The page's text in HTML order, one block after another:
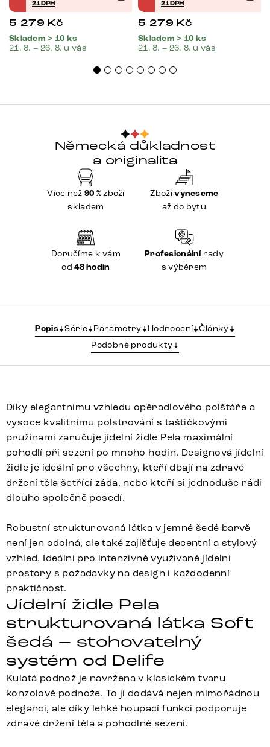
21DPH
5 279 Kč
Skladem > 10 ks
21. 8. – 26. 8. u vás
21DPH
5 279 Kč
Skladem > 10 ks
21. 8. – 26. 8. u vás
Německá důkladnost
a originalita
Více než 90 %zboží
skladem
Zbožívyneseme
až do bytu
Doručíme k vám
od48 hodin
Profesionálnírady
s výběrem
Popis Série Parametry Hodnocení Články
Podobné produkty
Díky elegantnímu vzhledu opěradlového polštáře a
vysoce kvalitnímu polstrování s taštičkovými
pružinami zaručuje jídelní židle Pela maximální
pohodlí při sezení po mnoho hodin. Designová jídelní
židle je ideální pro všechny, kteří dbají na zdravé
držení těla šetřící záda, nebo kteří si jednoduše rádi
dlouho společně posedí.
Robustní strukturovaná látka v jemné šedé barvě
není jen odolná, ale také zajišťuje decentní a stylový
vzhled. Ideální pro intenzivně využívané jídelní
prostory s požadavky na design i každodenní
praktičnost.
Jídelní židle Pela
strukturovaná látka Soft
šedá – stohovatelný
systém od Delife
Kulatá podnož je navržena v klasickém tvaru
konzolové podnože. To jí dodává nejen mimořádnou
eleganci, ale díky lehké houpací funkci podporuje
zdravé držení těla a pohodlné sezení.